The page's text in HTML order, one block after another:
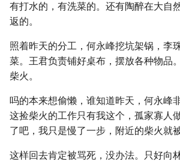
有打水的，有洗菜的。还有陶醉在大自
返的。
照着昨天的分工，何永峰挖坑架锅，李
菜。王君负责铺好桌布，摆放各种物品
柴火。
吗的本来想偷懒，谁知道昨天，何永峰
这捡柴火的工作只有我这个，孤家寡人
了吧，我只是慢了一步，附近的柴火就
这样回去肯定被骂死，没办法。只好向